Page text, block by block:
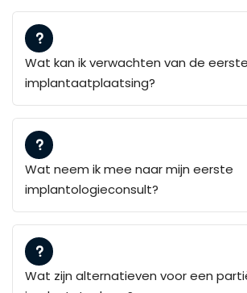
Wat kan ik verwachten van de
implantaatplaatsing?
Wat neem ik mee naar mijn eerste
implantologieconsult?
Wat zijn alternatieven voor een